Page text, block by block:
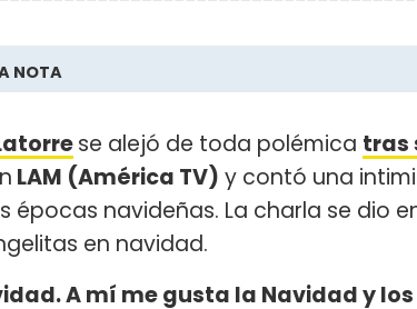
NOTA
se alejó de toda polémica tras
LAM (América TV) y contó una
épocas navideñas. La charla se dio
en navidad.
A mí me gusta la Navidad y